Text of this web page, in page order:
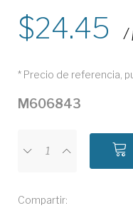
24.45 /
* Precio de referencia,
M606843
Compartir: